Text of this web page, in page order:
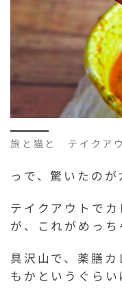
旅と猫と テイクア
っで、驚いたのが
テイクアウトで
が、これがめっち
具沢山で、薬膳
もかというぐらい